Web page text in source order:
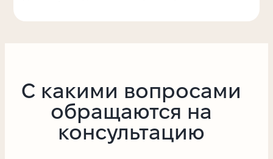
С какими вопросами
обращаются на
консультацию